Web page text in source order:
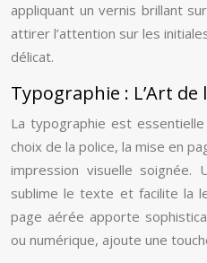
appliquant un vernis brillant
attirer l’attention sur les
délicat.
Typographie : L’Art
La typographie est
choix de la police, la mise en
impression visuelle soignée.
sublime le texte et facilite la
page aérée apporte
ou numérique, ajoute une